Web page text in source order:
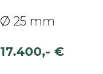
Ø 25 mm
17.400,- €